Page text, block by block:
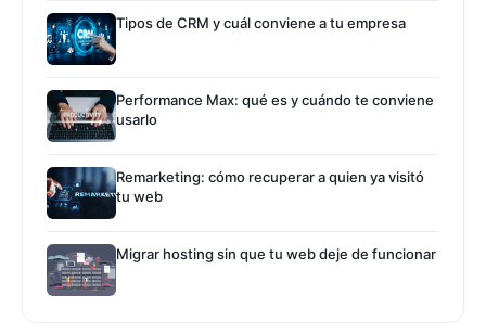
Tipos de CRM y cuál conviene a tu empresa
Performance Max: qué es y cuándo te conviene
usarlo
Remarketing: cómo recuperar a quien ya visitó
tu web
Migrar hosting sin que tu web deje de funcionar